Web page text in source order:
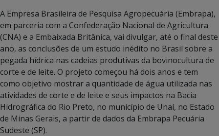
A Empresa Brasileira de Pesquisa Agropecuária (Embrapa),
em parceria com a Confederação Nacional de Agricultura
(CNA) e a Embaixada Britânica, vai divulgar, até o final deste
ano, as conclusões de um estudo inédito no Brasil sobre a
pegada hídrica nas cadeias produtivas da bovinocultura de
corte e de leite. O projeto começou há dois anos e tem
como objetivo mostrar a quantidade de água utilizada nas
atividades de corte e de leite e seus impactos na Bacia
Hidrográfica do Rio Preto, no município de Unaí, no Estado
de Minas Gerais, a partir de dados da Embrapa Pecuária
Sudeste (SP).